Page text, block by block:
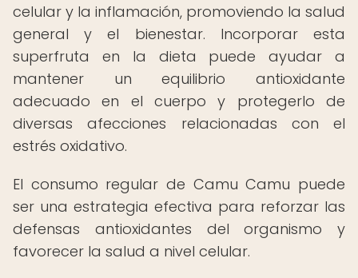
celular y la inflamación, promoviendo la salud
general y el bienestar. Incorporar esta
superfruta en la dieta puede ayudar a
mantener un equilibrio antioxidante
adecuado en el cuerpo y protegerlo de
diversas afecciones relacionadas con el
estrés oxidativo.
El consumo regular de Camu Camu puede
ser una estrategia efectiva para reforzar las
defensas antioxidantes del organismo y
favorecer la salud a nivel celular.